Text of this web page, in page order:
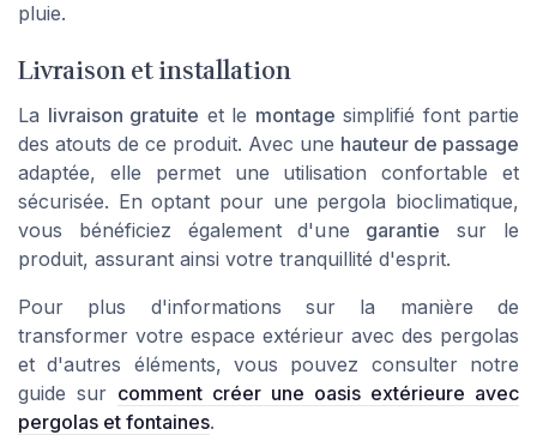
pluie.
Livraison et installation
La livraison gratuite et le montage simplifié font partie
des atouts de ce produit. Avec une hauteur de passage
adaptée, elle permet une utilisation confortable et
sécurisée. En optant pour une pergola bioclimatique,
vous bénéficiez également d'une garantie sur le
produit, assurant ainsi votre tranquillité d'esprit.
Pour plus d'informations sur la manière de
transformer votre espace extérieur avec des pergolas
et d'autres éléments, vous pouvez consulter notre
guide sur comment créer une oasis extérieure avec
pergolas et fontaines.